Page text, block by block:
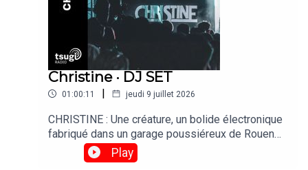
Christine · DJ SET
01:00:11 | jeudi 9 juillet 2026
CHRISTINE : Une créature, un bolide électronique
fabriqué dans un garage poussiéreux de Rouen
par des passionnés de son. Puissance et colère
dans le moteur, Christine passe la première en
Play